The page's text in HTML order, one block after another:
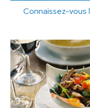
Connaissez-vous